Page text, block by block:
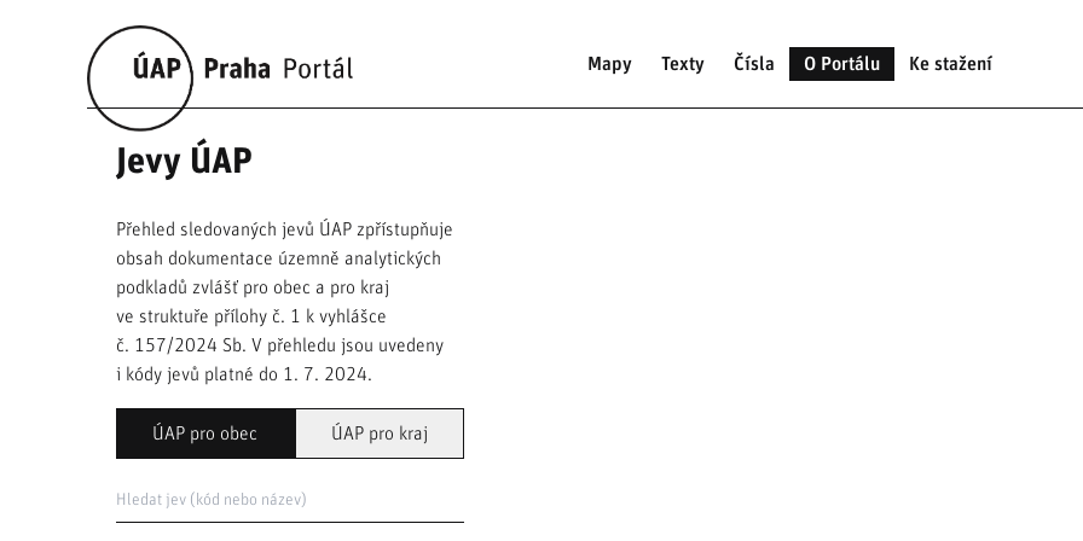
Mapy Texty Čísla O Portálu Ke stažení
Jevy ÚAP
Přehled sledovaných jevů ÚAP zpřístupňuje
obsah dokumentace územně analytických
podkladů zvlášť pro obec a pro kraj
ve struktuře přílohy č. 1 k vyhlášce
č. 157/2024 Sb. V přehledu jsou uvedeny
i kódy jevů platné do 1. 7. 2024.
ÚAP pro obec ÚAP pro kraj